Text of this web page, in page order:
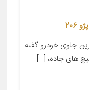
جلوی خودرو گفته
های جاده، […]